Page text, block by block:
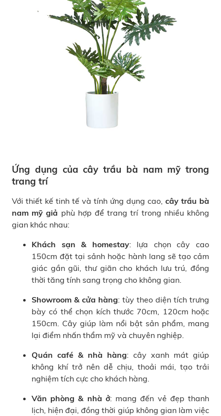
Ứng dụng của cây trầu bà nam mỹ trong
trang trí
Với thiết kế tinh tế và tính ứng dụng cao, cây trầu bà
nam mỹ giả phù hợp để trang trí trong nhiều không
gian khác nhau:
Khách sạn & homestay: lựa chọn cây cao
150cm đặt tại sảnh hoặc hành lang sẽ tạo cảm
giác gần gũi, thư giãn cho khách lưu trú, đồng
thời tăng tính sang trọng cho không gian.
Showroom & cửa hàng: tùy theo diện tích trưng
bày có thể chọn kích thước 70cm, 120cm hoặc
150cm. Cây giúp làm nổi bật sản phẩm, mang
lại điểm nhấn thẩm mỹ và chuyên nghiệp.
Quán café & nhà hàng: cây xanh mát giúp
không khí trở nên dễ chịu, thoải mái, tạo trải
nghiệm tích cực cho khách hàng.
Văn phòng & nhà ở: mang đến vẻ đẹp thanh
lịch, hiện đại, đồng thời giúp không gian làm việc